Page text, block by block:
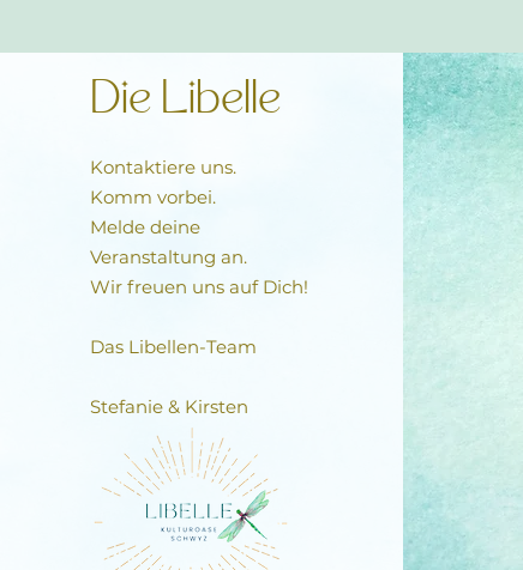
Die Libelle
Kontaktiere uns.
Komm vorbei.
Melde deine
Veranstaltung an.
Wir freuen uns auf Dich!
Das Libellen-Team​
Stefanie & Kirsten